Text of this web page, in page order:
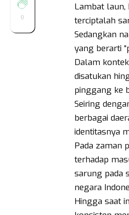
0
Lambat laun,
terciptalah
Sedangkan
yang berarti
Dalam
disatukan
pinggang ke
Seiring
berbagai
identitasnya
Pada zaman
terhadap
sarung pada
negara
Hingga saat